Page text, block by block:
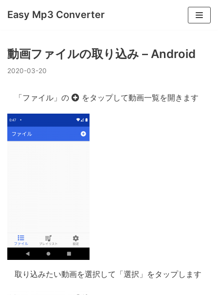
コ
ン
ツ
へ
ッ
プ
Easy Mp3 Converter
動画ファイルの取り込み – Android
2020-03-20
「ファイル」の をタップして動画一覧を開きます
取り込みたい動画を選択して「選択」をタップします